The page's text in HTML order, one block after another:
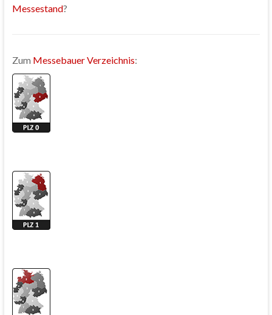
Messestand?
Zum Messebauer Verzeichnis: